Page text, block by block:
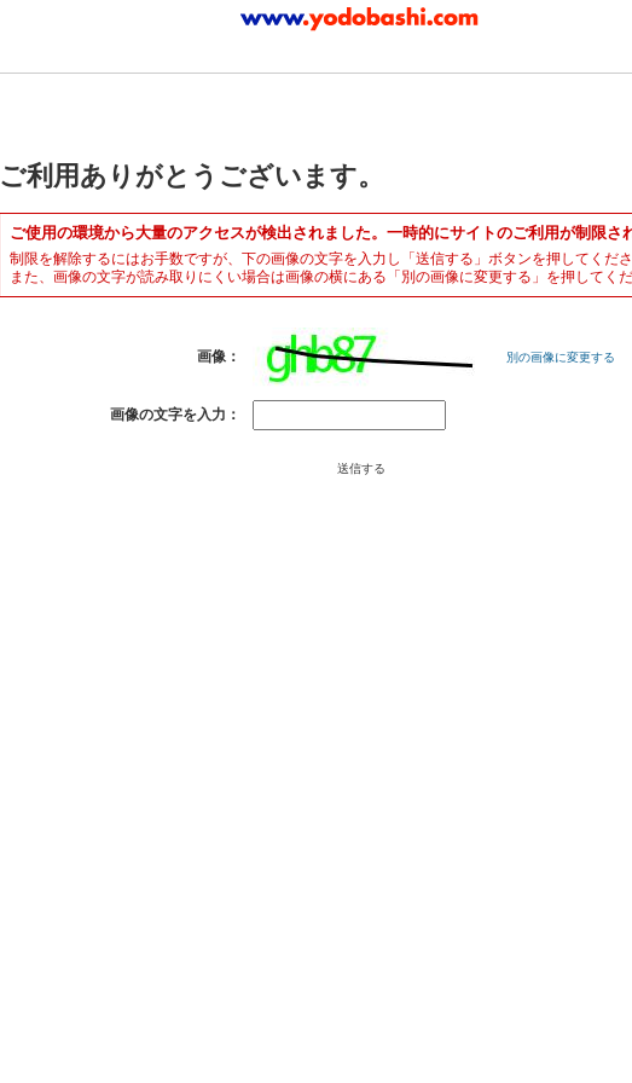
ご利用ありがとうございます。
ご使用の環境から大量のアクセスが検出されました。一時的にサイトのご利用が制限さ
制限を解除するにはお手数ですが、下の画像の文字を入力し「送信する」ボタンを押してくださ
また、画像の文字が読み取りにくい場合は画像の横にある「別の画像に変更する」を押してくだ
画像： 別の画像に変更する
画像の文字を入力：
送信する